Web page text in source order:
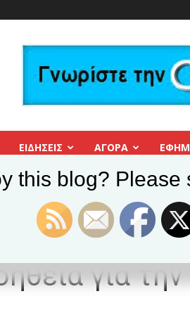
ΕΙΔΗΣΕΙΣ ΑΓΟΡΑ
– Ανθρωπιστική βοήθεια για την Ουκρανια
–
για την
this blog? Please